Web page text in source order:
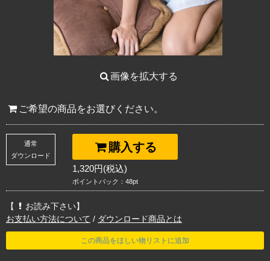
画像を拡大する
ご希望の商品をお選びください。
購入する
通常
ダウンロード
1,320円(税込)
ポイントバック：48pt
【
お読み下さい】
お支払い方法について / ダウンロード商品とは
この商品をほしい物リストに追加